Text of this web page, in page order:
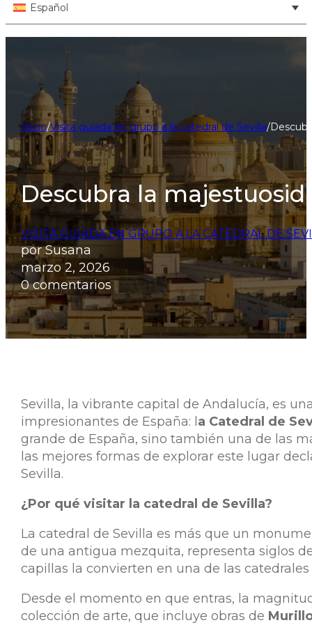
Español
Inicio/Visita guiada en grupo a la catedral de Sevilla/
Descubra la
VISITA GUIADA EN GRUPO A LA CATEDRAL DE
por Susana
marzo 2, 2026
0 comentarios
Sevilla, la vibrante capital de Andalucía, es
impresionantes de España: l a Catedral de
grande de España, sino también una de las
las mejores formas de explorar este lugar
Sevilla.
¿Por qué visitar la catedral de Sevilla?
La catedral de Sevilla es más que un
de una antigua mezquita, representa siglos
capillas la convierten en una de las
Desde el momento en que entras, la
colección de arte, que incluye obras de